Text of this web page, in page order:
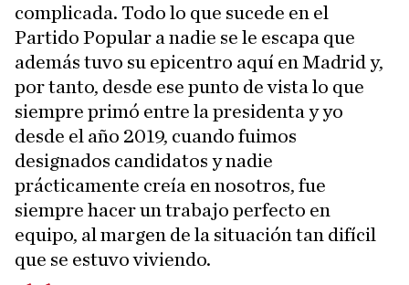
complicada. Todo lo que sucede en el
Partido Popular a nadie se le escapa que
además tuvo su epicentro aquí en Madrid y,
por tanto, desde ese punto de vista lo que
siempre primó entre la presidenta y yo
desde el año 2019, cuando fuimos
designados candidatos y nadie
prácticamente creía en nosotros, fue
siempre hacer un trabajo perfecto en
equipo, al margen de la situación tan difícil
que se estuvo viviendo.